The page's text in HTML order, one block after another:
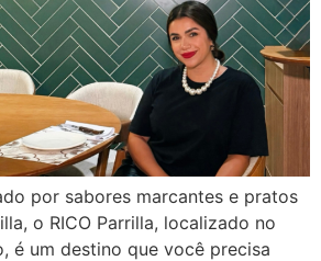
por sabores marcantes e pratos
o RICO Parrilla, localizado no
é um destino que você precisa